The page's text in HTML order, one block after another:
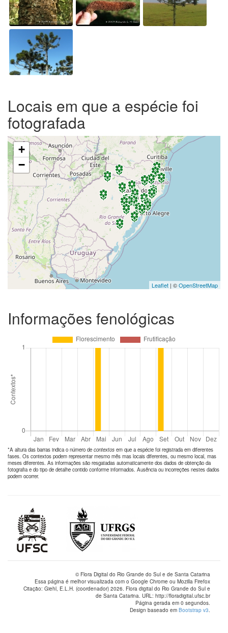
Locais em que a espécie foi
fotografada
+
−
Leaflet | ©OpenStreetMap
Informações fenológicas
*A altura das barras indica o número de contextos em que a espécie foi registrada em diferentes
fases. Os contextos podem representar mesmo mês mas locais diferentes, ou mesmo local, mas
meses diferentes. As informações são resgatadas automaticamente dos dados de obtenção da
fotografia e do tipo de detalhe contido conforme informados. Ausência ou incorreções nestes dados
podem ocorrer.
© Flora Digital do Rio Grande do Sul e de Santa Catarina
Essa página é melhor visualizada com o Google Chrome ou Mozilla Firefox
Citação: Giehl, E.L.H. (coordenador) 2026. Flora digital do Rio Grande do Sul e
de Santa Catarina. URL: http://floradigital.ufsc.br
Página gerada em 0 segundos.
Design baseado em Bootstrap v3